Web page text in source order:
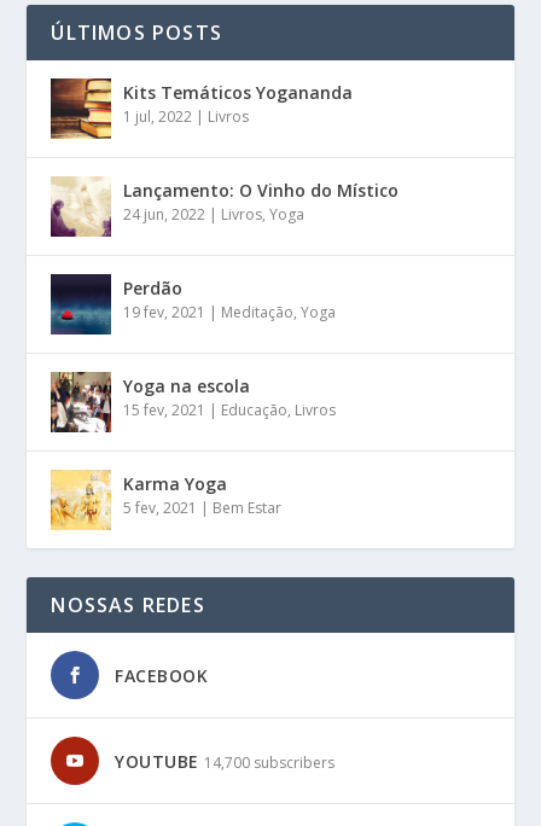
ÚLTIMOS POSTS
Kits Temáticos Yogananda
1 jul, 2022 | Livros
Lançamento: O Vinho do Místico
24 jun, 2022 | Livros,Yoga
Perdão
19 fev, 2021 | Meditação,Yoga
Yoga na escola
15 fev, 2021 | Educação, Livros
Karma Yoga
5 fev, 2021 | Bem Estar
NOSSAS REDES
FACEBOOK
YOUTUBE 14,700 subscribers